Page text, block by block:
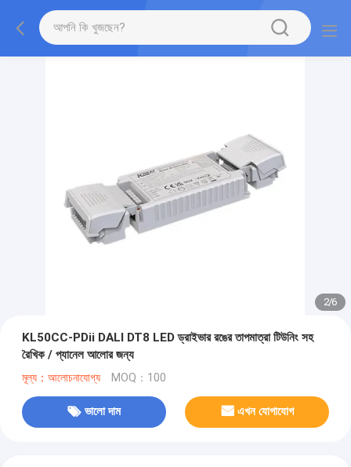
2/6
KL50CC-PDii DALI DT8 LED ড্রাইভার রঙের তাপমাত্রা টিউনিং সহ
রৈখিক / প্যানেল আলোর জন্য
মূল্য：আলোচনাযোগ্য MOQ：100
ভালো দাম এখন যোগাযোগ